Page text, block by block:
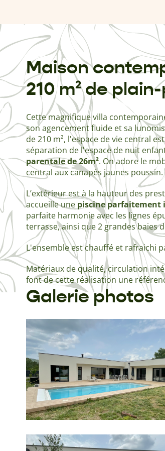
Maison
210 m² de
Cette magnifique villa
son agencement fluide et sa
de 210 m², l'espace de vie central
séparation de l'espace de nuit
parentale de 26m². On adore le
central aux canapés jaunes poussin.
L’extérieur est à la hauteur des
accueille une piscine parfaitement
parfaite harmonie avec les lignes
terrasse, ainsi que 2 grandes baies
L'ensemble est chauffé et rafraichi
Matériaux de qualité, circulation
font de cette réalisation une
Galerie photos